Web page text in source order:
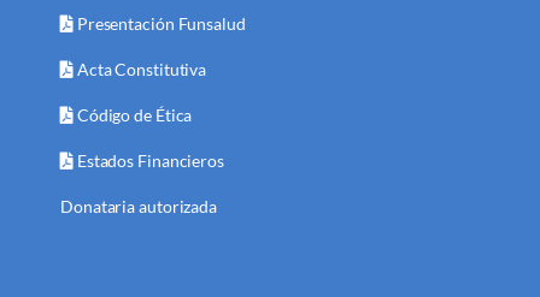
Presentación Funsalud
Acta Constitutiva
Código de Ética
Estados Financieros
Donataria autorizada